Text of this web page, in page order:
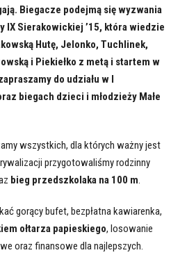
Biegacze podejmą się wyzwania
IX Sierakowickiej ’15, która wiedzie
Hutę, Jelonko, Tuchlinek,
i Piekiełko z metą i startem w
do udziału w I
biegach dzieci i młodzieży Małe
wszystkich, dla których ważny jest
przygotowaliśmy rodzinny
bieg przedszkolaka na 100 m.
gorący bufet, bezpłatna kawiarenka,
ołtarza papieskiego, losowanie
oraz finansowe dla najlepszych.